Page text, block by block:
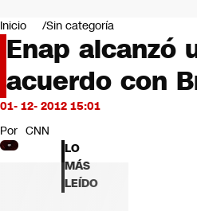
Negocios
Deportes
Programas completos
Cultura
Servicios
Bits
CNN Data
CNN tiempo
Futuro 360
Inicio Sin categoría
Enap alcanzó
acuerdo con
01- 12- 2012 15:01
Por CNN
LO
MÁS
LEÍDO